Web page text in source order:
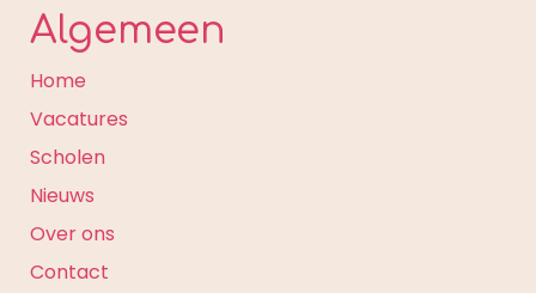
Algemeen
Home
Vacatures
Scholen
Nieuws
Over ons
Contact